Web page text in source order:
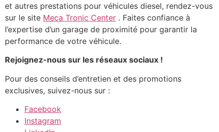
et autres prestations pour véhicules diesel, rendez-vous
sur le site Meca Tronic Center . Faites confiance à
l’expertise d’un garage de proximité pour garantir la
performance de votre véhicule.
Rejoignez-nous sur les réseaux sociaux !
Pour des conseils d’entretien et des promotions
exclusives, suivez-nous sur :
Facebook
Instagram